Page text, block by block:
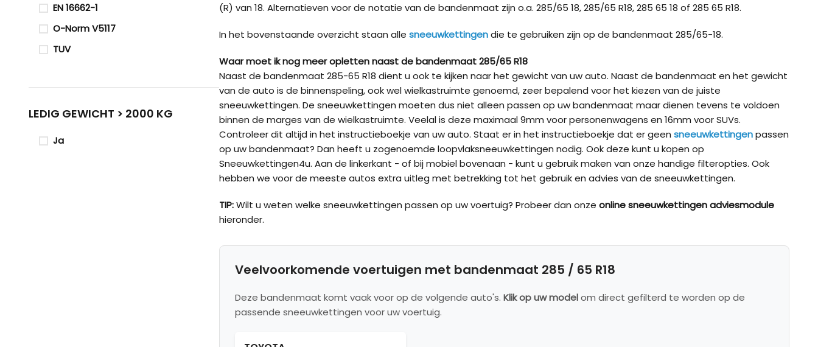
(R) van 18. Alternatieven voor de notatie van de bandenmaat zijn o.a. 285/65 18, 285/65 R18, 285 65 18 of 285 65 R18.
In het bovenstaande overzicht staan alle sneeuwkettingendie te gebruiken zijn op de bandenmaat 285/65-18.
Waar moet ik nog meer opletten naast de bandenmaat 285/65 R18
Naast de bandenmaat 285-65 R18 dient u ook te kijken naar het gewicht van uw auto. Naast de bandenmaat en het gewicht
van de auto is de binnenspeling, ook wel wielkastruimte genoemd, zeer bepalend voor het kiezen van de juiste
sneeuwkettingen. De sneeuwkettingen moeten dus niet alleen passen op uw bandenmaat maar dienen tevens te voldoen
binnen de marges van de wielkastruimte. Veelal is deze maximaal 9mm voor personenwagens en 16mm voor SUVs.
Controleer dit altijd in het instructieboekje van uw auto. Staat er in het instructieboekje dat er geen sneeuwkettingenpassen
op uw bandenmaat? Dan heeft u zogenoemde loopvlaksneeuwkettingen nodig. Ook deze kunt u kopen op
Sneeuwkettingen4u. Aan de linkerkant - of bij mobiel bovenaan - kunt u gebruik maken van onze handige filteropties. Ook
hebben we voor de meeste autos extra uitleg met betrekking tot het gebruik en advies van de sneeuwkettingen.
TIP:Wilt u weten welke sneeuwkettingen passen op uw voertuig? Probeer dan onze online sneeuwkettingen adviesmodule
hieronder.
Veelvoorkomende voertuigen met bandenmaat 285 / 65 R18
Deze bandenmaat komt vaak voor op de volgende auto's. Klik op uw modelom direct gefilterd te worden op de
passende sneeuwkettingen voor uw voertuig.
EN 16662-1
O-Norm V5117
TUV
LEDIG GEWICHT > 2000 KG
Ja